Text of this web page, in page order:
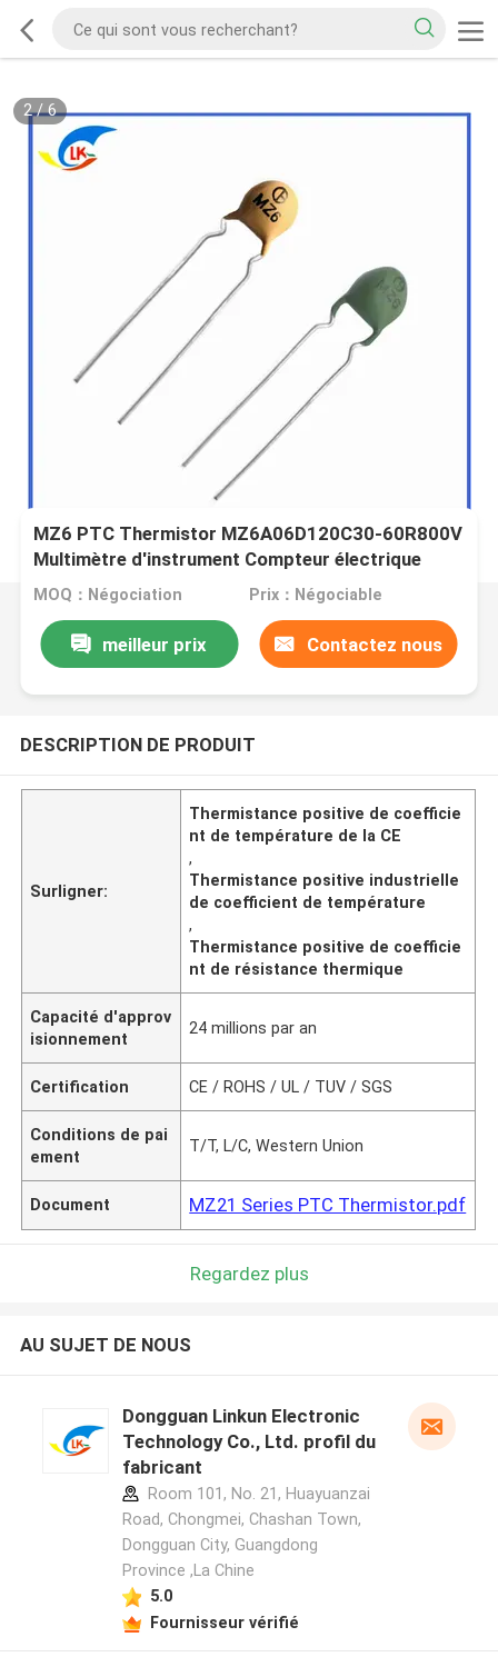
2/6
MZ6 PTC Thermistor MZ6A06D120C30-60R800V
Multimètre d'instrument Compteur électrique
MOQ：Négociation Prix：Négociable
meilleur prix Contactez nous
DESCRIPTION DE PRODUIT
Surligner:
Thermistance positive de coefficie
nt de température de la CE
,
Thermistance positive industrielle
de coefficient de température
,
Thermistance positive de coefficie
nt de résistance thermique
Capacité d'approv
isionnement
24 millions par an
Certification CE / ROHS / UL / TUV / SGS
Conditions de pai
ement
T/T, L/C, Western Union
Document MZ21 Series PTC Thermistor.pdf
Regardez plus
AU SUJET DE NOUS
Dongguan Linkun Electronic
Technology Co., Ltd. profil du
fabricant
Room 101, No. 21, Huayuanzai
Road, Chongmei, Chashan Town,
Dongguan City, Guangdong
Province ,La Chine
5.0
Fournisseur vérifié